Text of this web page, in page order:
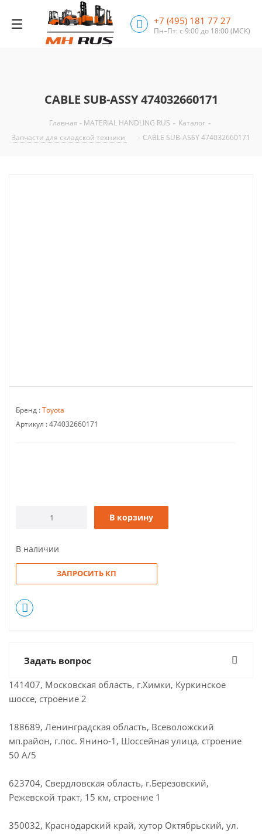
+7 (495) 181 77 27
Пн–Пт: с 9:00 до 18:00(МСК)
CABLE SUB-ASSY 474032660171
Главная - MATERIAL HANDLING RUS - Каталог -
Запчасти для складской техники
- CABLE SUB-ASSY 474032660171
Бренд :Toyota
Артикул :474032660171
В корзину
В наличии
ЗАПРОСИТЬ КП
Задать вопрос
141407, Московская область, г.Химки, Куркинское
шоссе, строение 2
188689, Ленинградская область, Всеволожский
мп.район, г.пос. Янино-1, Шоссейная улица, строение
50 А/5
623704, Свердловская область, г.Березовский,
Режевской тракт, 15 км, строение 1
350032, Краснодарский край, хутор Октябрьский, ул.